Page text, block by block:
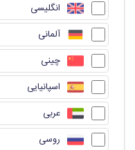
انگلیسی
آلمانی
چینی
اسپانیایی
عربی
روسی